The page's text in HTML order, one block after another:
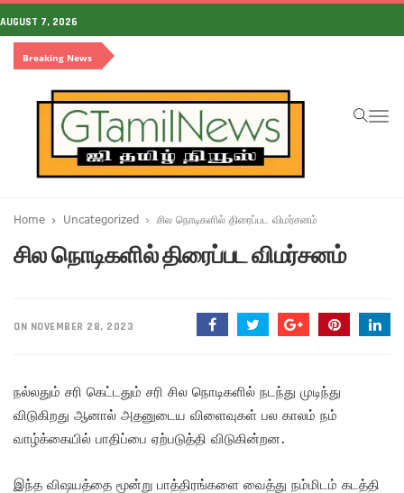
AUGUST 7, 2026
Breaking News
Home Uncategorized சில நொடிகளில் திரைப்பட விமர்சனம்
சில நொடிகளில் திரைப்பட விமர்சனம்
ON NOVEMBER 28, 2023
நல்லதும் சரி கெட்டதும் சரி சில நொடிகளில் நடந்து முடிந்து
விடுகிறது ஆனால் அதனுடைய விளைவுகள் பல காலம் நம்
வாழ்க்கையில் பாதிப்பை ஏற்படுத்தி விடுகின்றன.
இந்த விஷயத்தை மூன்று பாத்திரங்களை வைத்து நம்மிடம் கடத்தி